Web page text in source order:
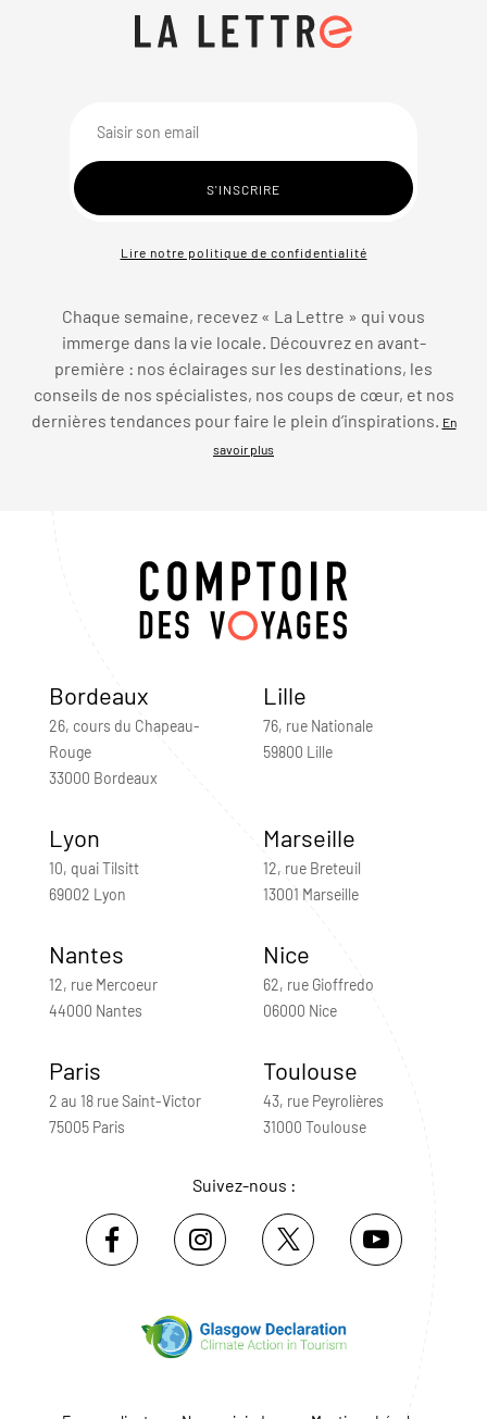
Lire notre politique de confidentialité
Chaque semaine, recevez « La Lettre » qui vous
immerge dans la vie locale. Découvrez en avant-
première : nos éclairages sur les destinations, les
conseils de nos spécialistes, nos coups de cœur, et nos
dernières tendances pour faire le plein d’inspirations.
En
savoir plus
Bordeaux
26, cours du Chapeau-
Rouge
33000 Bordeaux
Lille
76, rue Nationale
59800 Lille
Lyon
10, quai Tilsitt
69002 Lyon
Marseille
12, rue Breteuil
13001 Marseille
Nantes
12, rue Mercoeur
44000 Nantes
Nice
62, rue Gioffredo
06000 Nice
Paris
2 au 18 rue Saint-Victor
75005 Paris
Toulouse
43, rue Peyrolières
31000 Toulouse
Suivez-nous :